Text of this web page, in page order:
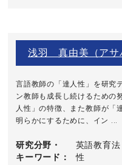
浅羽 真由美（アサ
言語教師の「達人性」を研究
ン教師も成長し続けるための
人性」の特徴、また教師が「
明らかにするために、イン ...
研究分野・
キーワード
英語教育
性